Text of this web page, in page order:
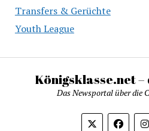
Transfers & Gerüchte
Youth League
Königsklasse.net
Das Newsportal über die